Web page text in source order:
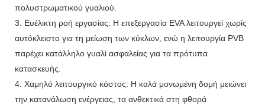
πολυστρωματικού γυαλιού.
3. Ευέλικτη ροή εργασίας: Η επεξεργασία EVA λειτουργεί χωρίς
αυτόκλειστο για τη μείωση των κύκλων, ενώ η λειτουργία PVB
παρέχει κατάλληλο γυαλί ασφαλείας για τα πρότυπα
κατασκευής.
4. Χαμηλό λειτουργικό κόστος: Η καλά μονωμένη δομή μειώνει
την κατανάλωση ενέργειας, τα ανθεκτικά στη φθορά